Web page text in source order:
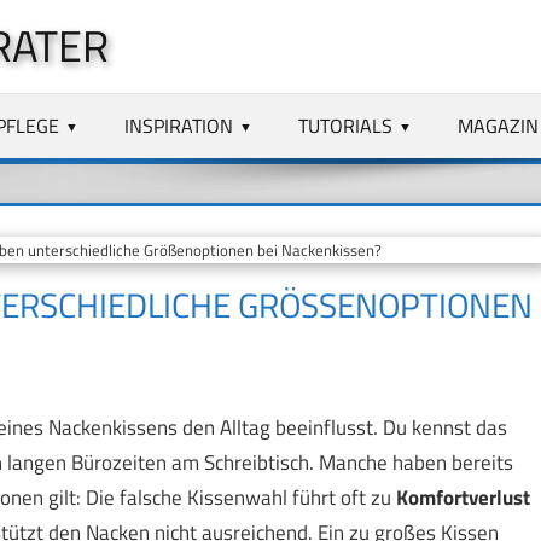
INSPIRATION TUTORIALS MAGAZIN
unterschiedliche Größenoptionen bei Nackenkissen?
GRÖSSENOPTIONEN B
Nackenkissens den Alltag beeinflusst. Du kennst das
Bürozeiten am Schreibtisch. Manche haben bereits
gilt: Die falsche Kissenwahl führt oft zu Komfortverlust
den Nacken nicht ausreichend. Ein zu großes Kissen